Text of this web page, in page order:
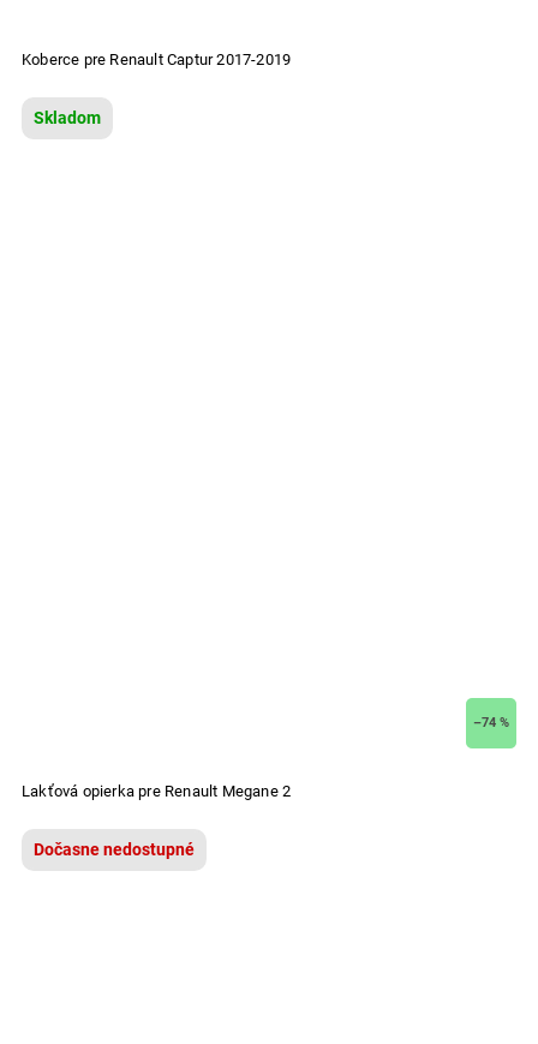
Koberce pre Renault Captur 2017-2019
Skladom
–74 %
Lakťová opierka pre Renault Megane 2
Dočasne nedostupné